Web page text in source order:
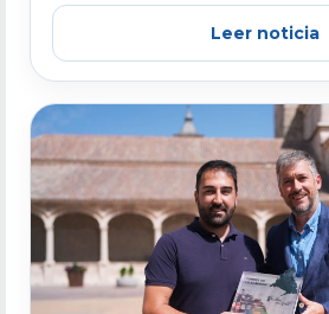
Leer noticia